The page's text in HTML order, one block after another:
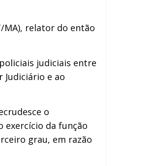
MA), relator do então
judiciais entre
e ao
o
exercício da função
grau, em razão